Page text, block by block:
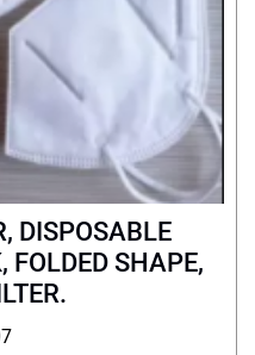
DISPOSABLE
FOLDED SHAPE,